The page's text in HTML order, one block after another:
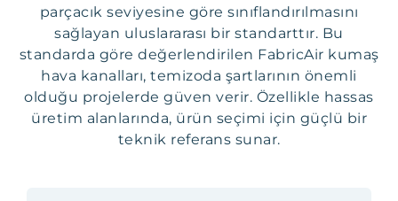
parçacık seviyesine göre sınıflandırılmasını
sağlayan uluslararası bir standarttır. Bu
standarda göre değerlendirilen FabricAir kumaş
hava kanalları, temizoda şartlarının önemli
olduğu projelerde güven verir. Özellikle hassas
üretim alanlarında, ürün seçimi için güçlü bir
teknik referans sunar.